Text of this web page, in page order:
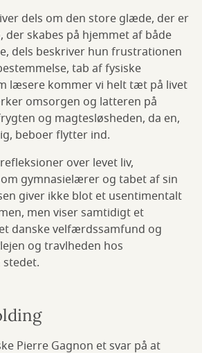
dels om den store glæde, der er
skabes på hjemmet af både
dels beskriver hun frustrationen
tab af fysiske
læsere kommer vi helt tæt på livet
omsorgen og latteren på
og magtesløsheden, da en,
beboer flytter ind.
over levet liv,
gymnasielærer og tabet af sin
giver ikke blot et usentimentalt
men viser samtidigt et
danske velfærdssamfund og
og travlheden hos
Pierre Gagnon et svar på at